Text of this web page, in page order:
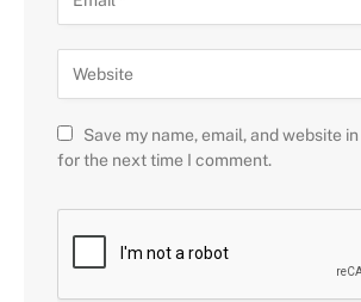
Save my name, email, and website
for the next time I comment.